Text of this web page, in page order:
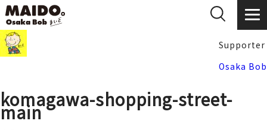
Supporter
Osaka Bob
komagawa-shopping-street-
main